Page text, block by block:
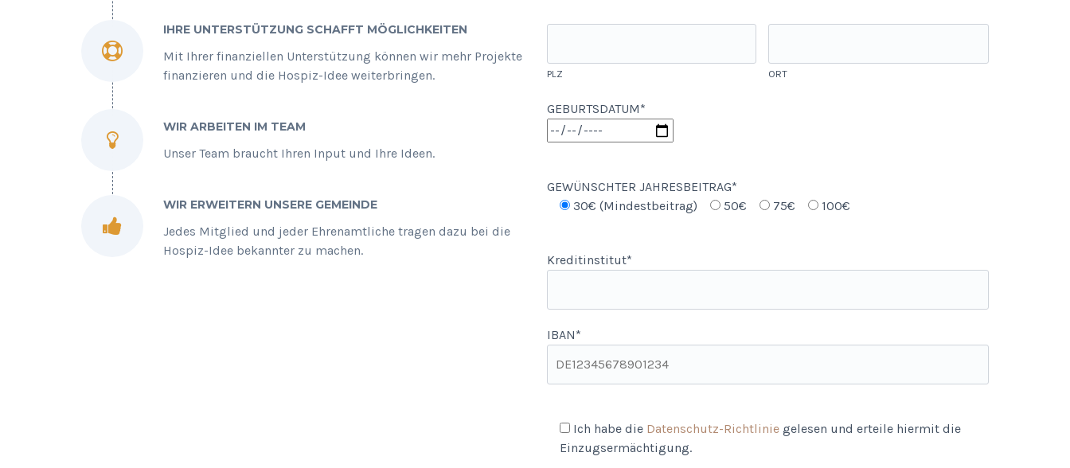
IHRE UNTERSTÜTZUNG SCHAFFT MÖGLICHKEITEN
Mit Ihrer finanziellen Unterstützung können wir mehr Projekte
finanzieren und die Hospiz-Idee weiterbringen.
WIR ARBEITEN IM TEAM
Unser Team braucht Ihren Input und Ihre Ideen.
WIR ERWEITERN UNSERE GEMEINDE
Jedes Mitglied und jeder Ehrenamtliche tragen dazu bei die
Hospiz-Idee bekannter zu machen.
PLZ ORT
GEBURTSDATUM*
GEWÜNSCHTER JAHRESBEITRAG*
30€ (Mindestbeitrag)
50€ 75€ 100€
Kreditinstitut*
IBAN*
Ich habe die Datenschutz-Richtlinie gelesen und erteile hiermit die
Einzugsermächtigung.